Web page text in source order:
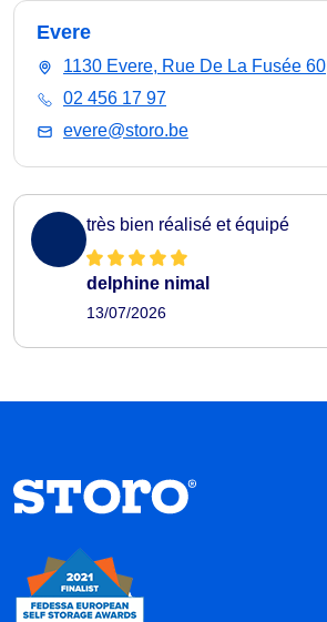
Evere
1130 Evere, Rue De La Fusée 60
02 456 17 97
evere@storo.be
très bien réalisé et équipé
delphine nimal
13/07/2026